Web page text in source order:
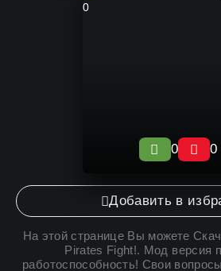
0
0 0
Добавить в
На этой странице Вы можете
Pirates Fight!. Мод версия
работоспособность! Свои